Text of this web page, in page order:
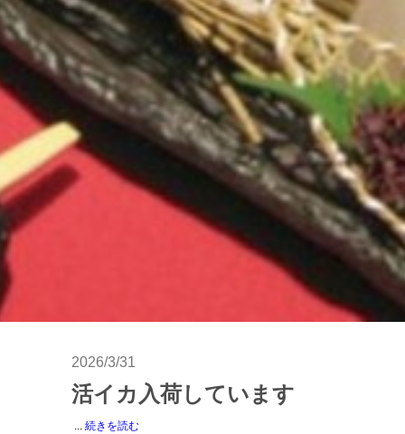
2026/3/31
活イカ入荷しています
... 続きを読む